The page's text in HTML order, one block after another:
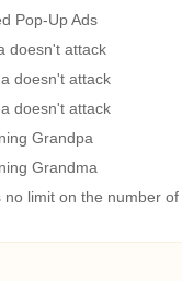
Up Ads
attack
attack
attack
Grandpa
Grandma
limit on the number of